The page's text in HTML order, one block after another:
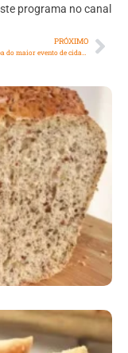
programa no canal
PRÓXIMO
Niterói participa do maior evento de cidades inteligentes das Américas
Carb